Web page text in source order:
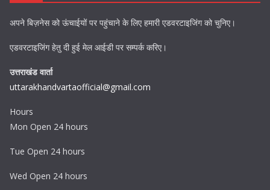
अपने बिज़नेस को ऊंचाईयों पर पहुंचाने के लिए हमारी एडवरटाइजिंग को चुनिए।
एडवरटाइजिंग हेतु दी हुई मेल आईडी पर सम्पर्क करिए।
उत्तराखंड वार्ता
uttarakhandvartaofficial@gmail.com
Hours
Mon Open 24 hours
Tue Open 24 hours
Wed Open 24 hours